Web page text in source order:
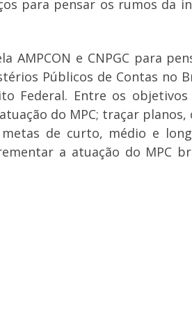
para pensar os rumos da
e CNPGC para
Públicos de Contas no
Federal. Entre os
do MPC; traçar planos,
de curto, médio e
a atuação do MPC